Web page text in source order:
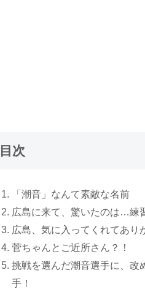
目次
「潮音」なんて素敵な名前
広島に来て、驚いたのは…練
広島、気に入ってくれてあり
菅ちゃんとご近所さん？！
挑戦を選んだ潮音選手に、改
手！